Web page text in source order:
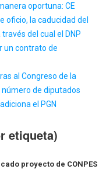
oportuna: CE
oficio, la caducidad del
del cual el DNP
un contrato de
al Congreso de la
de diputados
el PGN
etiqueta)
proyecto de CONPES